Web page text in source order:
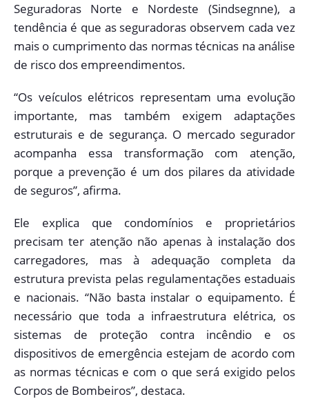
Seguradoras Norte e Nordeste (Sindsegnne), a
tendência é que as seguradoras observem cada vez
mais o cumprimento das normas técnicas na análise
de risco dos empreendimentos.
“Os veículos elétricos representam uma evolução
importante, mas também exigem adaptações
estruturais e de segurança. O mercado segurador
acompanha essa transformação com atenção,
porque a prevenção é um dos pilares da atividade
de seguros”, afirma.
Ele explica que condomínios e proprietários
precisam ter atenção não apenas à instalação dos
carregadores, mas à adequação completa da
estrutura prevista pelas regulamentações estaduais
e nacionais. “Não basta instalar o equipamento. É
necessário que toda a infraestrutura elétrica, os
sistemas de proteção contra incêndio e os
dispositivos de emergência estejam de acordo com
as normas técnicas e com o que será exigido pelos
Corpos de Bombeiros”, destaca.